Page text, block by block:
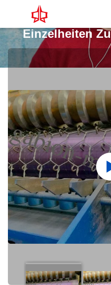
Einzelheiten